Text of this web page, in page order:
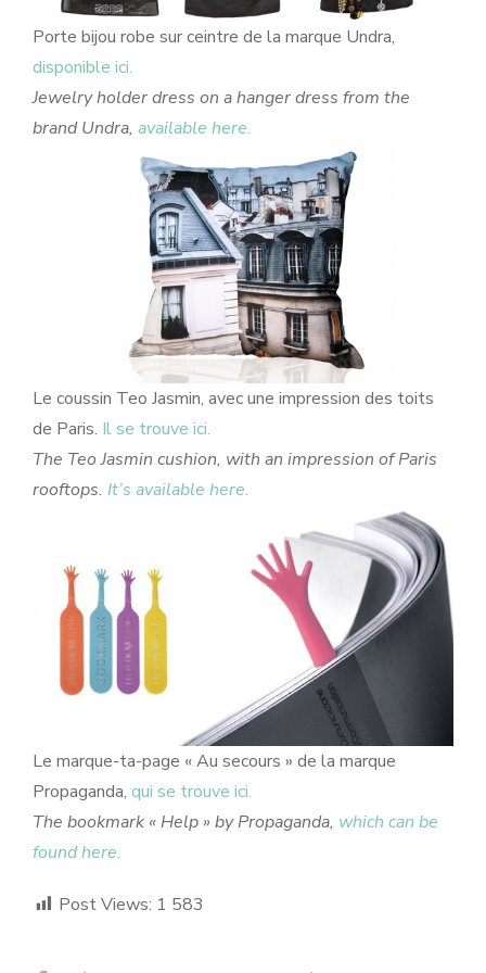
Porte bijou robe sur ceintre de la marque Undra,
disponible ici.
Jewelry holder dress on a hanger dress from the
brand Undra, available here.
Le coussin Teo Jasmin, avec une impression des toits
de Paris. Il se trouve ici.
The Teo Jasmin cushion, with an impression of Paris
rooftops. It’s available here.
Le marque-ta-page « Au secours » de la marque
Propaganda, qui se trouve ici.
The bookmark « Help » by Propaganda, which can be
found here.
Post Views: 1 583